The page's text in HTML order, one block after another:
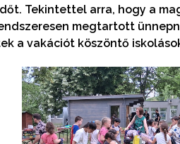
Tekintettel arra, hogy a
megtartott
a vakációt köszöntő